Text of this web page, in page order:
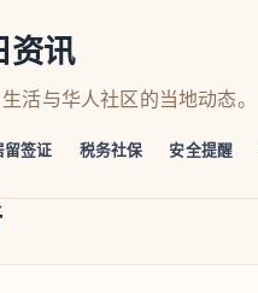
资讯
活与华人社区的当地动态。
留签证 税务社保 安全提醒